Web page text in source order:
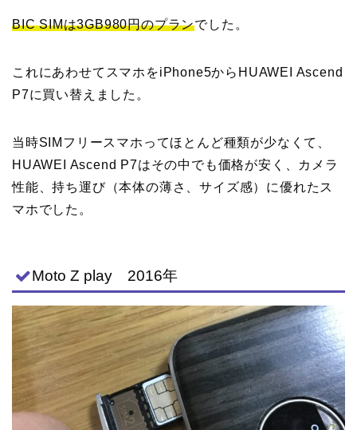
BIC SIMは3GB980円のプランでした。
これにあわせてスマホをiPhone5からHUAWEI Ascend
P7に買い替えました。
当時SIMフリースマホってほとんど種類が少なくて、
HUAWEI Ascend P7はその中でも価格が安く、カメラ
性能、持ち運び（本体の薄さ、サイズ感）に優れたス
マホでした。
Moto Z play 2016年